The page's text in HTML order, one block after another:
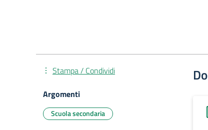
Stampa / Condividi
Argomenti
Scuola secondaria